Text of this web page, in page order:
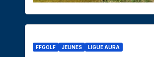
FFGOLF JEUNES LIGUE AURA